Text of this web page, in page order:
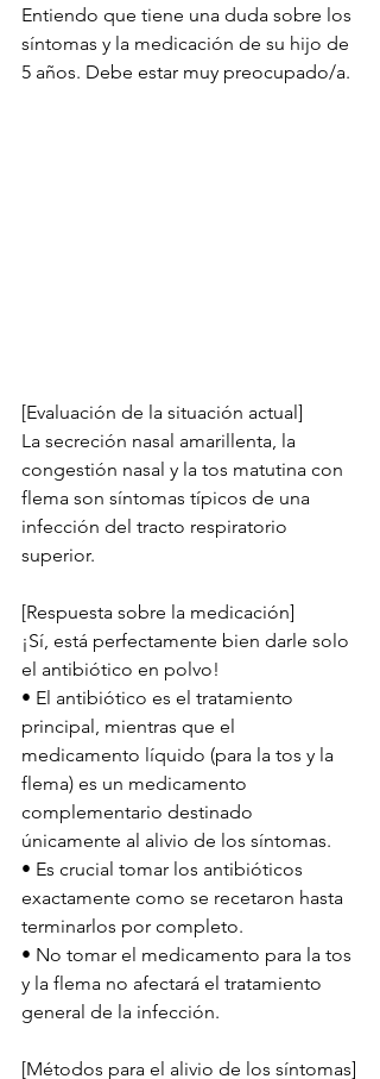
Entiendo que tiene una duda sobre los
síntomas y la medicación de su hijo de
5 años. Debe estar muy preocupado/a.
[Evaluación de la situación actual]
La secreción nasal amarillenta, la
congestión nasal y la tos matutina con
flema son síntomas típicos de una
infección del tracto respiratorio
superior.
[Respuesta sobre la medicación]
¡Sí, está perfectamente bien darle solo
el antibiótico en polvo!
• El antibiótico es el tratamiento
principal, mientras que el
medicamento líquido (para la tos y la
flema) es un medicamento
complementario destinado
únicamente al alivio de los síntomas.
• Es crucial tomar los antibióticos
exactamente como se recetaron hasta
terminarlos por completo.
• No tomar el medicamento para la tos
y la flema no afectará el tratamiento
general de la infección.
[Métodos para el alivio de los síntomas]